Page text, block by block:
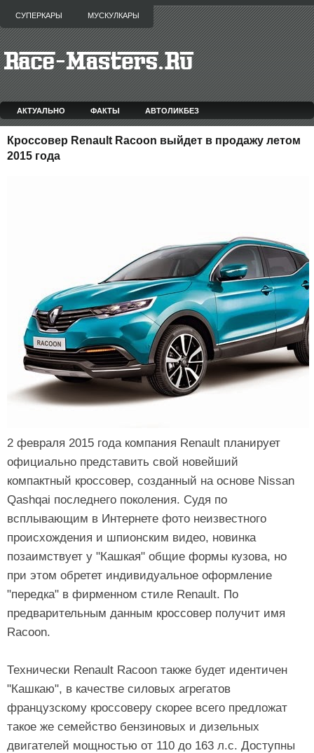
СУПЕРКАРЫ МУСКУЛКАРЫ
АКТУАЛЬНО ФАКТЫ АВТОЛИКБЕЗ
Кроссовер Renault Racoon выйдет в продажу летом
2015 года
2 февраля 2015 года компания Renault планирует
официально представить свой новейший
компактный кроссовер, созданный на основе Nissan
Qashqai последнего поколения. Судя по
всплывающим в Интернете фото неизвестного
происхождения и шпионским видео, новинка
позаимствует у "Кашкая" общие формы кузова, но
при этом обретет индивидуальное оформление
"передка" в фирменном стиле Renault. По
предварительным данным кроссовер получит имя
Racoon.
Технически Renault Racoon также будет идентичен
"Кашкаю", в качестве силовых агрегатов
французскому кроссоверу скорее всего предложат
такое же семейство бензиновых и дизельных
двигателей мощностью от 110 до 163 л.с. Доступны